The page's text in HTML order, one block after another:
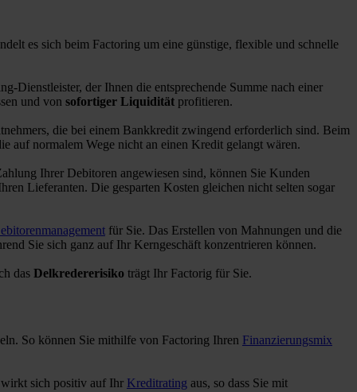
es sich beim Factoring um eine günstige, flexible und schnelle
Dienstleister, der Ihnen die entsprechende Summe nach einer
und von sofortiger Liquidität profitieren.
die bei einem Bankkredit zwingend erforderlich sind. Beim
auf normalem Wege nicht an einen Kredit gelangt wären.
Ihrer Debitoren angewiesen sind, können Sie Kunden
Lieferanten. Die gesparten Kosten gleichen nicht selten sogar
für Sie. Das Erstellen von Mahnungen und die
Sie sich ganz auf Ihr Kerngeschäft konzentrieren können.
das Delkredererisiko trägt Ihr Factorig für Sie.
So können Sie mithilfe von Factoring Ihren Finanzierungsmix
sich positiv auf Ihr Kreditrating aus, so dass Sie mit